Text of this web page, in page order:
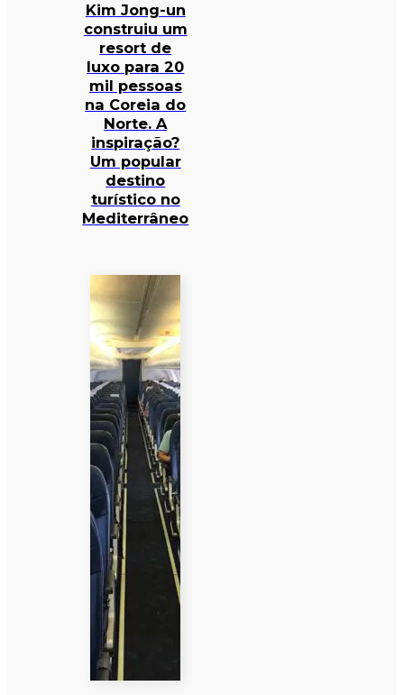
Kim Jong-un
construiu um
resort de
luxo para 20
mil pessoas
na Coreia do
Norte. A
inspiração?
Um popular
destino
turístico no
Mediterrâneo